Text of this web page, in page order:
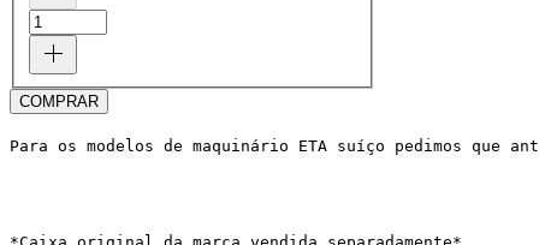
COMPRAR
Para os modelos de maquinário ETA suíço pedimos